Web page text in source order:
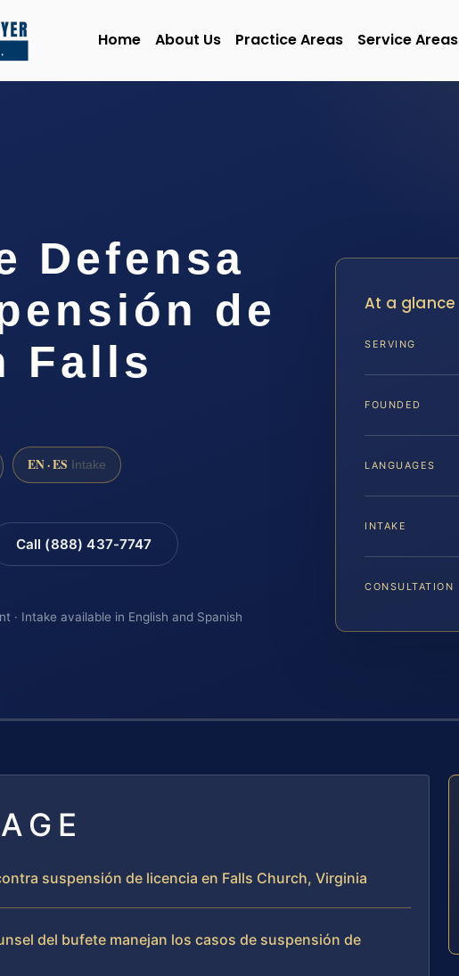
Home About Us Practice Areas Service Areas
Defensa
de
Falls
EN · ES Intake
Call (888) 437-7747
· Intake available in English and Spanish
At a glance
SERVING
FOUNDED
LANGUAGES
INTAKE
CONSULTATION
suspensión de licencia en Falls Church, Virginia
del bufete manejan los casos de suspensión de